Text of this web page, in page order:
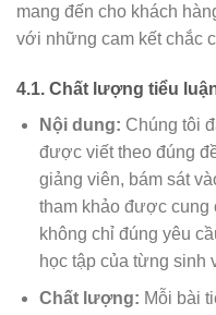
mang đến cho khách
với những cam kết chắc
4.1. Chất lượng tiểu
Nội dung: Chúng tôi
được viết theo đúng
giảng viên, bám sát
tham khảo được cung
không chỉ đúng yêu
học tập của từng sinh
Chất lượng: Mỗi bài